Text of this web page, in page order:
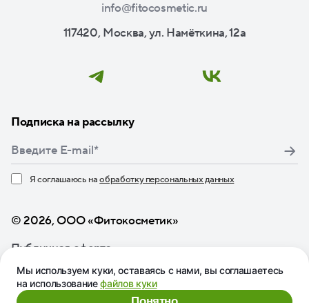
info@fitocosmetic.ru
117420, Москва, ул. Намёткина, 12а
Подписка на рассылку
Я соглашаюсь наобработку персональных данных
© 2026, ООО «Фитокосметик»
Публичная оферта
Мы используем куки, оставаясь с нами, вы соглашаетесь
на использованиефайлов куки